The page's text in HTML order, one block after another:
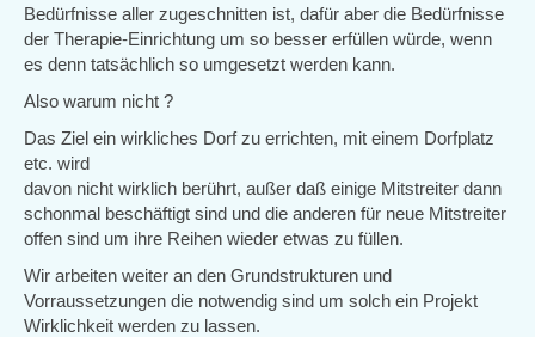
Bedürfnisse aller zugeschnitten ist, dafür aber die Bedürfnisse
der Therapie-Einrichtung um so besser erfüllen würde, wenn
es denn tatsächlich so umgesetzt werden kann.
Also warum nicht ?
Das Ziel ein wirkliches Dorf zu errichten, mit einem Dorfplatz
etc. wird
davon nicht wirklich berührt, außer daß einige Mitstreiter dann
schonmal beschäftigt sind und die anderen für neue Mitstreiter
offen sind um ihre Reihen wieder etwas zu füllen.
Wir arbeiten weiter an den Grundstrukturen und
Vorraussetzungen die notwendig sind um solch ein Projekt
Wirklichkeit werden zu lassen.